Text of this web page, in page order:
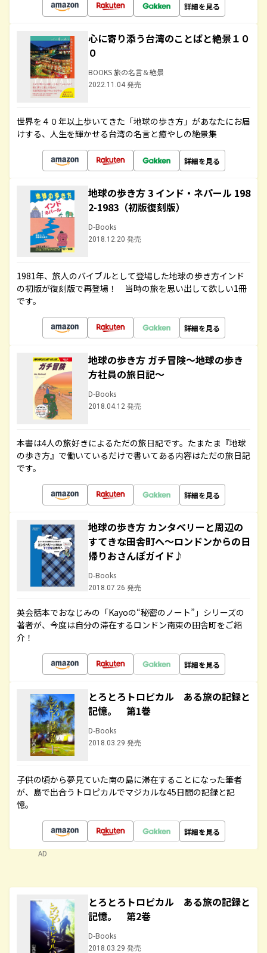
詳細を見る
心に寄り添う台湾のことばと絶景１０
０
BOOKS 旅の名言＆絶景
2022.11.04 発売
世界を４０年以上歩いてきた「地球の歩き方」があなたにお届
けする、人生を輝かせる台湾の名言と癒やしの絶景集
詳細を見る
地球の歩き方 3 インド・ネパール 198
2-1983（初版復刻版）
D-Books
2018.12.20 発売
1981年、旅人のバイブルとして登場した地球の歩き方インド
の初版が復刻版で再登場！ 当時の旅を思い出して欲しい1冊
です。
詳細を見る
地球の歩き方 ガチ冒険～地球の歩き
方社員の旅日記～
D-Books
2018.04.12 発売
本書は4人の旅好きによるただの旅日記です。たまたま『地球
の歩き方』で働いているだけで書いてある内容はただの旅日記
です。
詳細を見る
地球の歩き方 カンタベリーと周辺の
すてきな田舎町へ～ロンドンからの日
帰りおさんぽガイド♪
D-Books
2018.07.26 発売
英会話本でおなじみの「Kayoの“秘密のノート”」シリーズの
著者が、今度は自分の滞在するロンドン南東の田舎町をご紹
介！
詳細を見る
とろとろトロピカル ある旅の記録と
記憶。 第1巻
D-Books
2018.03.29 発売
子供の頃から夢見ていた南の島に滞在することになった筆者
が、島で出合うトロピカルでマジカルな45日間の記録と記
憶。
詳細を見る
AD
とろとろトロピカル ある旅の記録と
記憶。 第2巻
D-Books
2018.03.29 発売